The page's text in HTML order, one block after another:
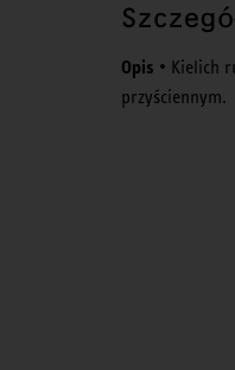
Opis • Kielich
przyściennym.